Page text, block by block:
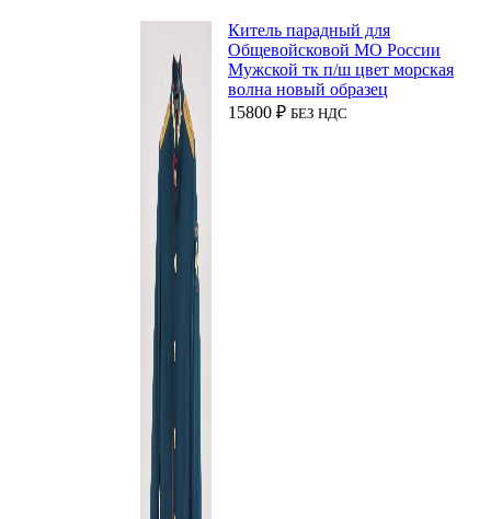
Китель парадный для
Общевойсковой МО России
Мужской тк п/ш цвет морская
волна новый образец
15800 ₽ БЕЗ НДС